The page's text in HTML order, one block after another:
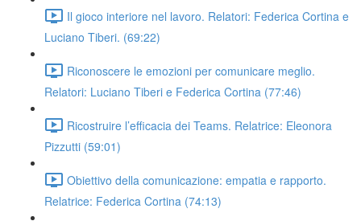
Il gioco interiore nel lavoro. Relatori: Federica Cortina e
Luciano Tiberi. (69:22)
Riconoscere le emozioni per comunicare meglio.
Relatori: Luciano Tiberi e Federica Cortina (77:46)
Ricostruire l’efficacia dei Teams. Relatrice: Eleonora
Pizzutti (59:01)
Obiettivo della comunicazione: empatia e rapporto.
Relatrice: Federica Cortina (74:13)